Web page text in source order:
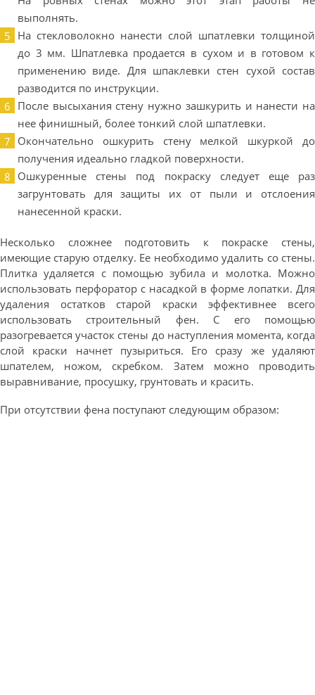
выполнять.
На стекловолокно нанести слой шпатлевки толщиной
до 3 мм. Шпатлевка продается в сухом и в готовом к
применению виде. Для шпаклевки стен сухой состав
разводится по инструкции.
После высыхания стену нужно зашкурить и нанести на
нее финишный, более тонкий слой шпатлевки.
Окончательно ошкурить стену мелкой шкуркой до
получения идеально гладкой поверхности.
Ошкуренные стены под покраску следует еще раз
загрунтовать для защиты их от пыли и отслоения
нанесенной краски.
Несколько сложнее подготовить к покраске стены,
имеющие старую отделку. Ее необходимо удалить со стены.
Плитка удаляется с помощью зубила и молотка. Можно
использовать перфоратор с насадкой в форме лопатки. Для
удаления остатков старой краски эффективнее всего
использовать строительный фен. С его помощью
разогревается участок стены до наступления момента, когда
слой краски начнет пузыриться. Его сразу же удаляют
шпателем, ножом, скребком. Затем можно проводить
выравнивание, просушку, грунтовать и красить.
При отсутствии фена поступают следующим образом: